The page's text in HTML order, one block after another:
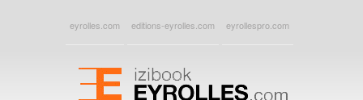
eyrolles.com editions-eyrolles.com eyrollespro.com